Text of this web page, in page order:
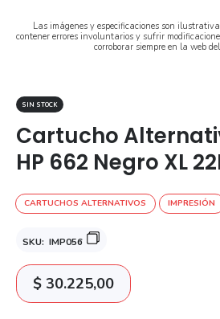
Las imágenes y especificaciones son
contener errores involuntarios y sufrir
corroborar siempre en la web
SIN STOCK
Cartucho
HP 662 Negro XL
CARTUCHOS ALTERNATIVOS IMPRESIÓN
SKU: IMP056
$30.225,00